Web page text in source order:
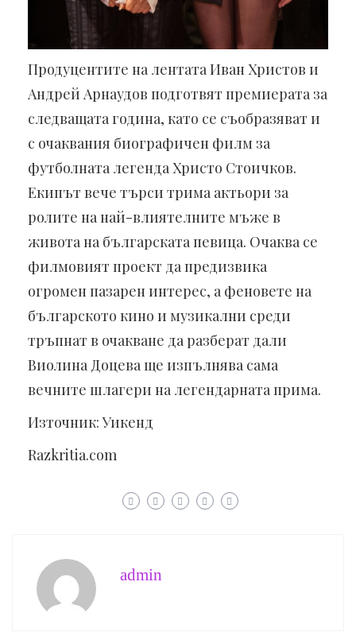
Продуцентите на лентата Иван Христов и
Андрей Арнаудов подготвят премиерата за
следващата година, като се съобразяват и
с очаквания биографичен филм за
футболната легенда Христо Стоичков.
Екипът вече търси трима актьори за
ролите на най-влиятелните мъже в
живота на българската певица. Очаква се
филмовият проект да предизвика
огромен пазарен интерес, а феновете на
българското кино и музикални среди
тръпнат в очакване да разберат дали
Виолина Доцева ще изпълнява сама
вечните шлагери на легендарната прима.
Източник: Уикенд
Razkritia.com
admin